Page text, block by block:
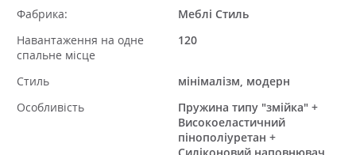
Фабрика:
Меблі Стиль
Навантаження на одне
спальне місце
120
Стиль
мінімалізм, модерн
Особливість
Пружина типу "змійка" +
Високоеластичний
пінополіуретан +
Силіконовий наповнювач